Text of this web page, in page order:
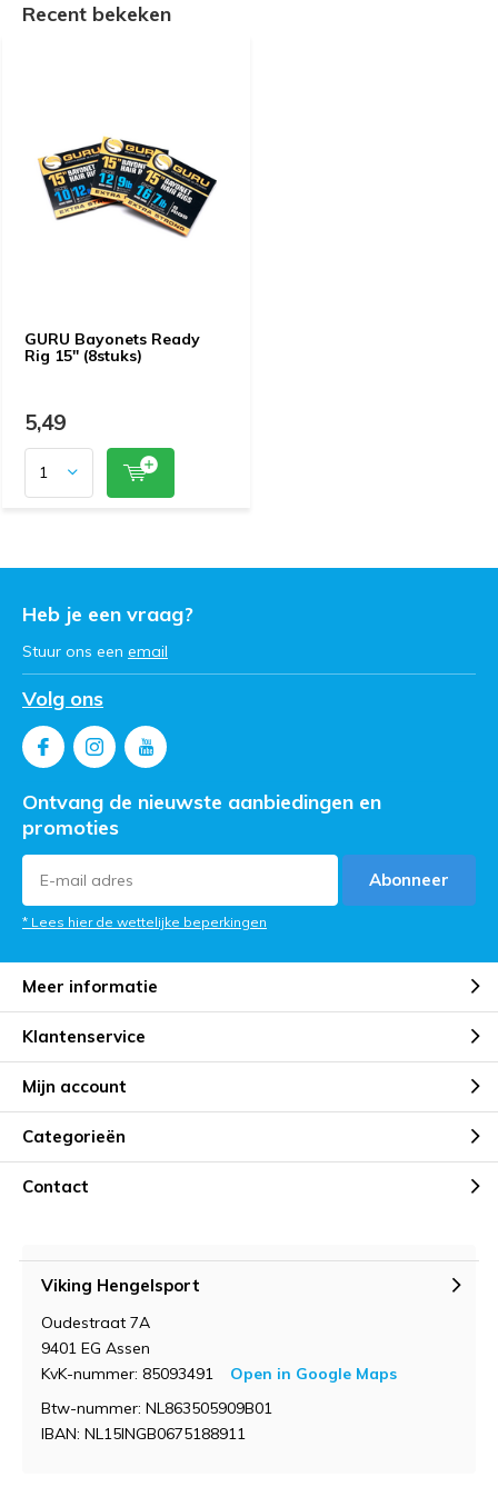
Recent bekeken
GURU Bayonets Ready
Rig 15" (8stuks)
5,49
Heb je een vraag?
Stuur ons een email
Volg ons
Ontvang de nieuwste aanbiedingen en
promoties
Abonneer
* Lees hier de wettelijke beperkingen
Meer informatie
Klantenservice
Mijn account
Categorieën
Contact
Viking Hengelsport
Oudestraat 7A
9401 EG Assen
KvK-nummer: 85093491
Open in Google Maps
Btw-nummer: NL863505909B01
IBAN: NL15INGB0675188911